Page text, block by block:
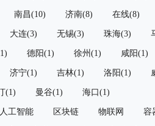
南昌(10) 济南(8) 在线(8)
大连(3) 无锡(3) 珠海(3)
德阳(1) 徐州(1) 咸阳(1)
济宁(1) 吉林(1) 洛阳(1)
(1) 曼谷(1) 海口(1)
人工智能 区块链 物联网 容